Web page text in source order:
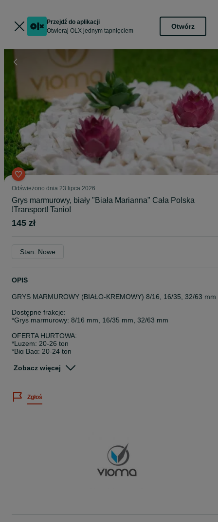
Przejdź do aplikacji
Otwieraj OLX jednym tapnięciem
Otwórz
Odświeżono dnia 23 lipca 2026
Grys marmurowy, biały "Biała Marianna" Cała Polska
!Transport! Tanio!
145 zł
Stan: Nowe
OPIS
GRYS MARMUROWY (BIAŁO-KREMOWY) 8/16, 16/35, 32/63 mm
Dostępne frakcje:
*Grys marmurowy: 8/16 mm, 16/35 mm, 32/63 mm
OFERTA HURTOWA:
*Luzem: 20-26 ton
*Big Bag: 20-24 ton
=== Wydajność: 1 tona = ok. 10 m² ===
!! GODZINY PRACY: 8:00 - 16:00 !!
ZAPRASZAMY DO KONTAKTU!
Zobacz więcej
Zgłoś